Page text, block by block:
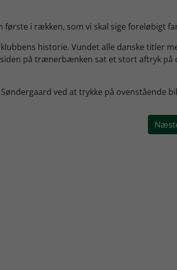
første i rækken, som vi skal sige foreløbigt
historie. Vundet alle danske titler
på trænerbænken sat et stort aftryk på
ved at trykke på ovenstående